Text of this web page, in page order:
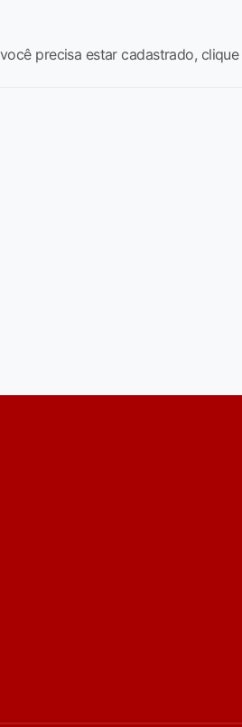
precisa estar cadastrado, clique